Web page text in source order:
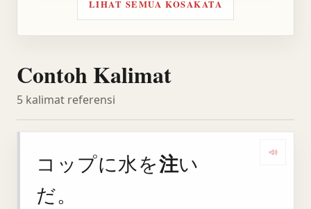
LIHAT SEMUA KOSAKATA
Contoh Kalimat
5 kalimat referensi
コップに水を注い
だ。